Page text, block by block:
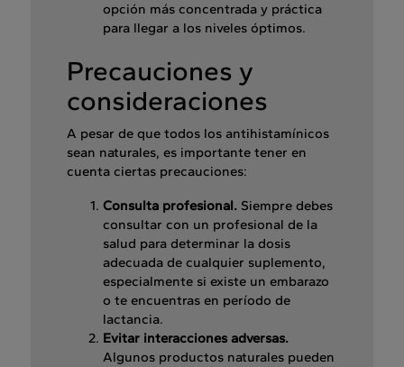
opción más concentrada y práctica
para llegar a los niveles óptimos.
Precauciones y
consideraciones
A pesar de que todos los antihistamínicos
sean naturales, es importante tener en
cuenta ciertas precauciones:
Consulta profesional. Siempre debes
consultar con un profesional de la
salud para determinar la dosis
adecuada de cualquier suplemento,
especialmente si existe un embarazo
o te encuentras en período de
lactancia.
Evitar interacciones adversas.
Algunos productos naturales pueden